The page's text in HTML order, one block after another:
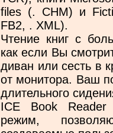
files (. CHM) и
FB2, . XML).
Чтение книг с
как если Вы
диван или сесть в
от монитора. Ваш
длительного
ICE Book Reader
режим,